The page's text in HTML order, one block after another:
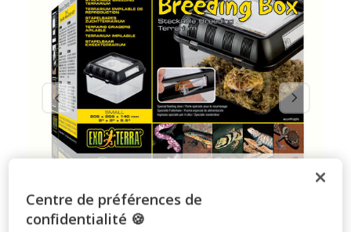
Centre de préférences de
confidentialité 🍪